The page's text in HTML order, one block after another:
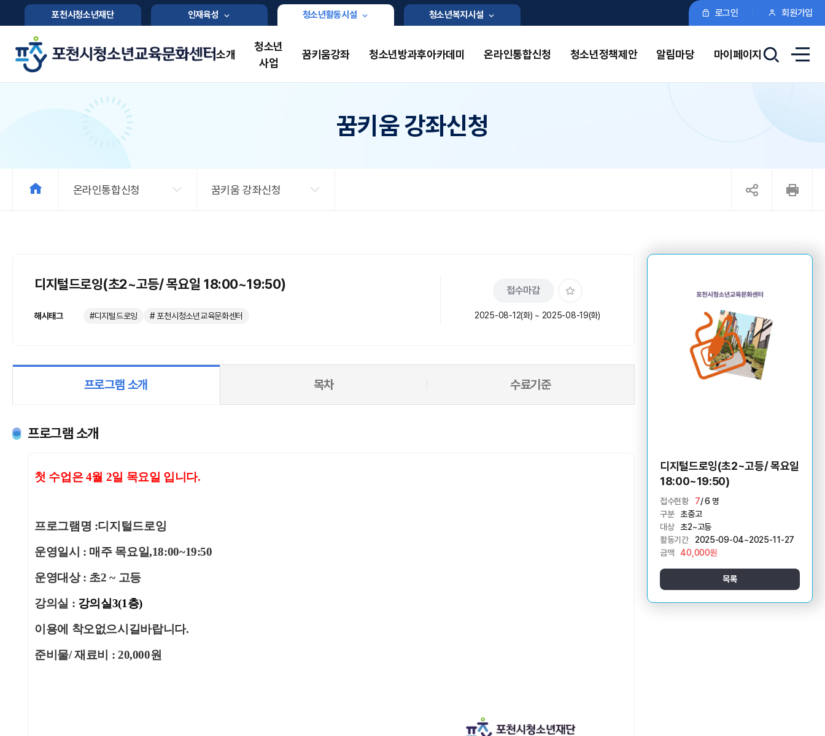
포천시청소년재단 인재육성 청소년활동시설 청소년복지시설 로그인 회원가입
소개
청소년
사업
꿈키움강좌 청소년방과후아카데미 온라인통합신청 청소년정책제안 알림마당 마이페이지
꿈키움 강좌신청
온라인통합신청 꿈키움 강좌신청
디지털드로잉(초2~고등/ 목요일 18:00~19:50)
해시태그 #디지털드로잉 # 포천시청소년교육문화센터
접수마감
2025-08-12(화) ~ 2025-08-19(화)
프로그램 소개 목차 수료기준
프로그램 소개
첫 수업은 4월 2일 목요일 입니다.
프로그램명 :디지털드로잉
운영일시 : 매주 목요일,18:00~19:50
운영대상 : 초2 ~ 고등
강의실 : 강의실3(1층)
이용에 착오없으시길바랍니다.
준비물/ 재료비 : 20,000원
디지털드로잉(초2~고등/ 목요일
18:00~19:50)
접수현황 7/ 6 명
구분
초중고
대상
초2~고등
활동기간
2025-09-04~2025-11-27
금액
40,000원
목록